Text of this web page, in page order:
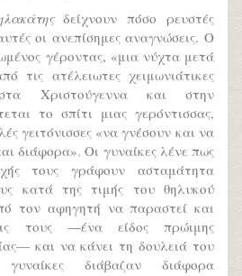
δείχνουν πόσο ρευστές
οι ανεπίσημες αναγνώσεις. Ο
γέροντας, «μια νύχτα μετά
τις ατέλειωτες χειμωνιάτικες
Χριστούγεννα και στην
το σπίτι μιας γερόντισσας,
γειτόνισσες «να γνέσουν και να
διάφορα». Οι γυναίκες λένε πως
τους γράφουν ασταμάτητα
κατά της τιμής του θηλυκού
τον αφηγητή να παραστεί και
τους —ένα είδος πρώιμης
και να κάνει τη δουλειά του
διάβαζαν διάφορα